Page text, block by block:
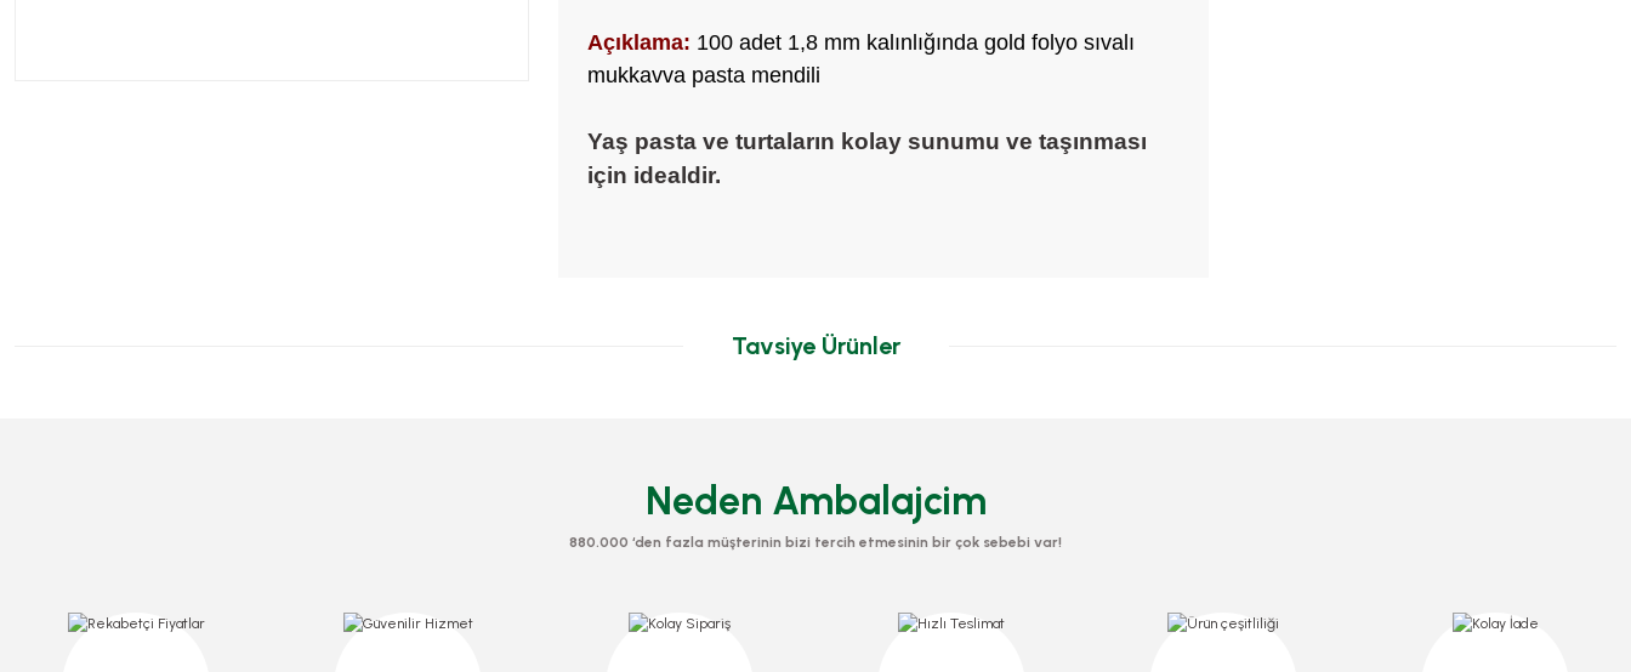
Açıklama: 100 adet 1,8 mm kalınlığında gold folyo sıvalı
mukkavva pasta mendili
Yaş pasta ve turtaların kolay sunumu ve taşınması
için idealdir.
Tavsiye Ürünler
Neden Ambalajcim
880.000 ‘den fazla müşterinin bizi tercih etmesinin bir çok sebebi var!